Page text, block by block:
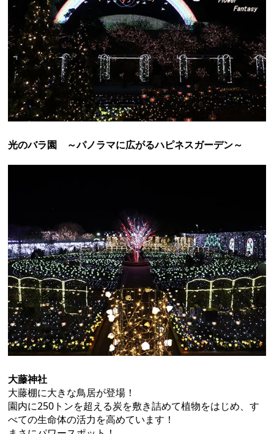
光のバラ園 ～パノラマに広がるハピネスガーデン～
大藤神社
大藤棚に大きな鳥居が登場！
園内に250トンを超える炭を敷き詰めて植物をはじめ、す
べての生命体の活力を高めています！